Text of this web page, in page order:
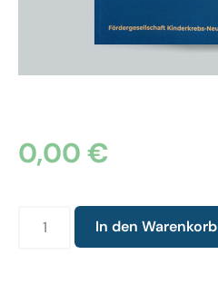
0,00 €
In den Warenkorb